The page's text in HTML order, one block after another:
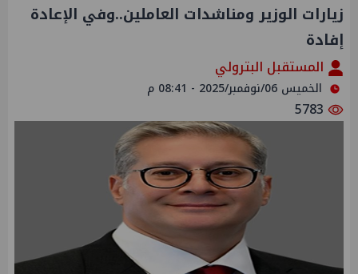
زيارات الوزير ومناشدات العاملين..وفي الإعادة
إفادة
المستقبل البترولي
الخميس 06/نوفمبر/2025 - 08:41 م